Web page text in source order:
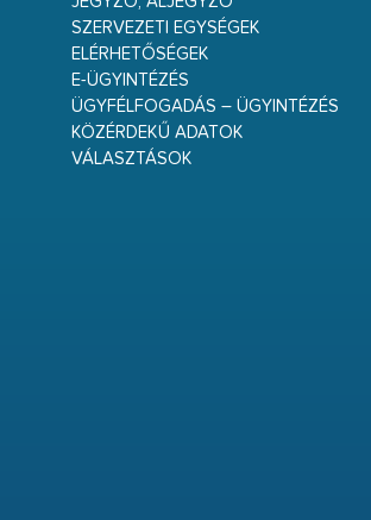
SZERVEZETI EGYSÉGEK
ELÉRHETŐSÉGEK
E-ÜGYINTÉZÉS
ÜGYFÉLFOGADÁS – ÜGYINTÉZÉS
KÖZÉRDEKŰ ADATOK
VÁLASZTÁSOK